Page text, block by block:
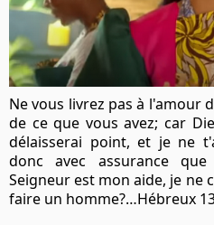
Ne vous livrez pas à l'amour
de ce que vous avez; car
délaisserai point, et je ne
donc avec assurance
Seigneur est mon aide, je ne
faire un homme?…Hébreux